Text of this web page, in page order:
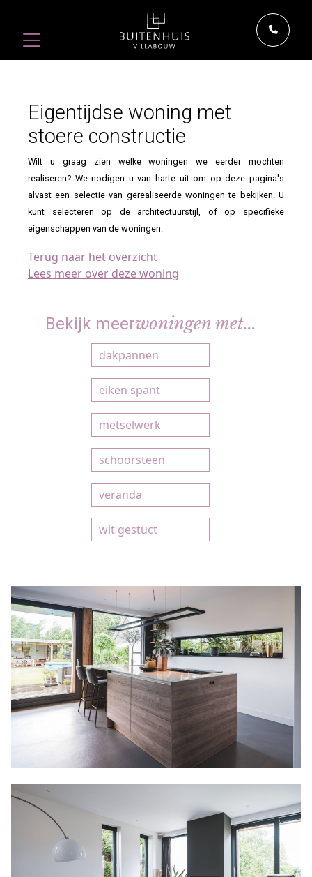
Eigentijdse woning met
stoere constructie
Wilt u graag zien welke woningen we eerder mochten
realiseren? We nodigen u van harte uit om op deze pagina's
alvast een selectie van gerealiseerde woningen te bekijken. U
kunt selecteren op de architectuurstijl, of op specifieke
eigenschappen van de woningen.
Terug naar het overzicht
Lees meer over deze woning
Bekijk meerwoningen met...
dakpannen
eiken spant
metselwerk
schoorsteen
veranda
wit gestuct